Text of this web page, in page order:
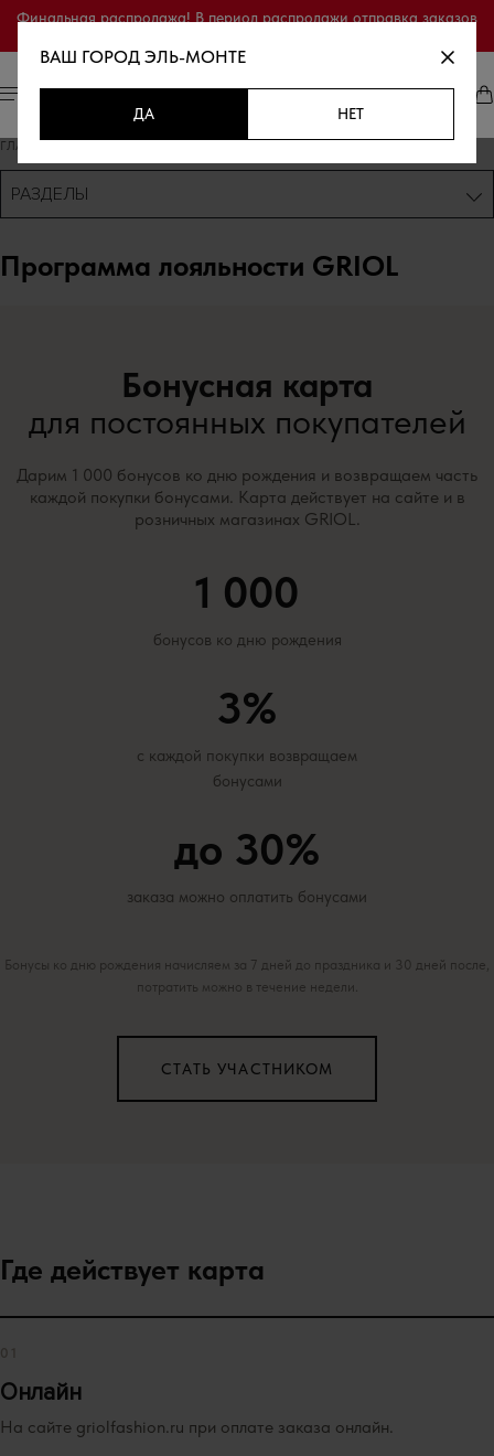
Финальная распродажа! В период распродажи отправка заказов
ГЛАВНАЯ/СЕРВИС/ПРОГРАММА ЛОЯЛЬНОСТИ
РАЗДЕЛЫ
Программа лояльности GRIOL
Бонусная карта
для постоянных покупателей
Дарим 1 000 бонусов ко дню рождения и возвращаем часть
каждой покупки бонусами. Карта действует на сайте и в
розничных магазинах GRIOL.
1 000
бонусов ко дню рождения
3%
с каждой покупки возвращаем
бонусами
до 30%
заказа можно оплатить бонусами
Бонусы ко дню рождения начисляем за 7 дней до праздника и 30 дней после,
потратить можно в течение недели.
СТАТЬ УЧАСТНИКОМ
Где действует карта
01
Онлайн
На сайте griolfashion.ru при оплате заказа онлайн.
ВАШ ГОРОДЭЛЬ-МОНТЕ
ДА НЕТ